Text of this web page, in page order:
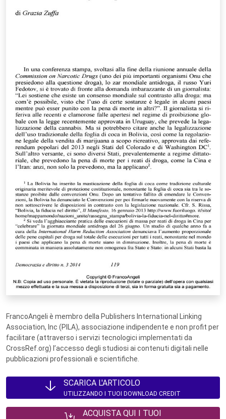
FrancoAngeli è membro della Publishers International Linking
Association, Inc (PILA), associazione indipendente e non profit per
facilitare (attraverso i servizi tecnologici implementati da
CrossRef.org) l’accesso degli studiosi ai contenuti digitali nelle
pubblicazioni professionali e scientifiche.
SCARICA L'ARTICOLO
UTILIZZANDO I TUOI DOWNLOAD CREDIT
ACQUISTA QUI I TUOI